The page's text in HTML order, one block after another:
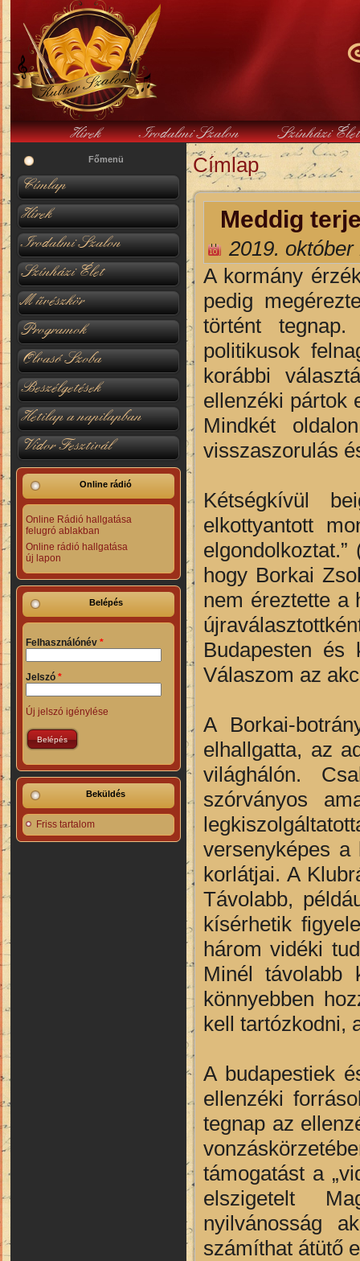
Hírek Irodalmi Szalon Színházi
Főmenü
Címlap
Hírek
Irodalmi Szalon
Színházi Élet
Művészkör
Programok
Olvasó Szoba
Beszélgetések
Hetilap a napilapban
Vidor Fesztivál
Online rádió
Online Rádió hallgatása
felugró ablakban
Online rádió hallgatása
új lapon
Belépés
Felhasználónév *
Jelszó *
Új jelszó igénylése
Beküldés
Friss tartalom
Jelenlegi hely
Címlap
Meddig
2019. október
A kormány
pedig
történt
politikusok
korábbi
ellenzéki pártok
Mindkét
visszaszorulás
Kétségkívül
elkottyantott
hogy Borkai
nem éreztette a
Budapesten és
Válaszom az
A Borkai-
elhallgatta, az
világhálón.
szórványos
versenyképes a
korlátjai. A
Távolabb,
kísérhetik
három vidéki
Minél távolabb
könnyebben
kell tartózkodni,
A budapestiek
ellenzéki
tegnap az
támogatást a
elszigetelt
nyilvánosság
számíthat átütő